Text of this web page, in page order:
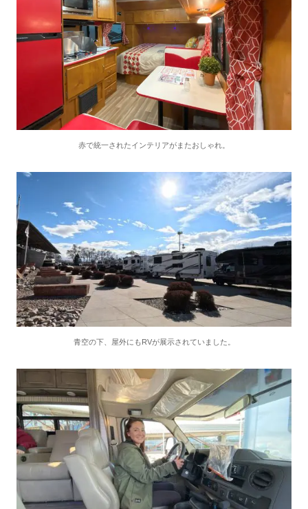
赤で統一されたインテリアがまたおしゃれ。
青空の下、屋外にもRVが展示されていました。